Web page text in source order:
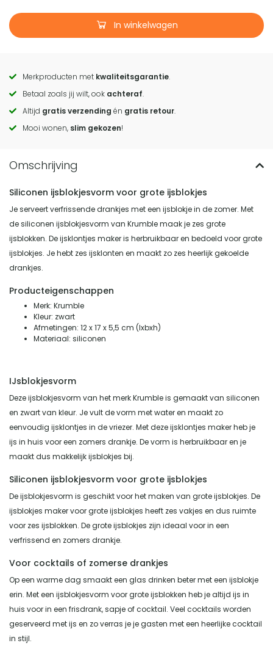
In winkelwagen
Call
to
actions
Merkproducten met kwaliteitsgarantie.
Betaal zoals jij wilt, ook achteraf.
Altijd gratis verzending én gratis retour.
Mooi wonen, slim gekozen!
Siliconen ijsblokjesvorm voor grote ijsblokjes
Je serveert verfrissende drankjes met een ijsblokje in de zomer. Met
de siliconen ijsblokjesvorm van Krumble maak je zes grote
ijsblokken. De ijsklontjes maker is herbruikbaar en bedoeld voor grote
ijsblokjes. Je hebt zes ijsklonten en maakt zo zes heerlijk gekoelde
drankjes.
Producteigenschappen
Merk: Krumble
Kleur: zwart
Afmetingen: 12 x 17 x 5,5 cm (lxbxh)
Materiaal: siliconen
IJsblokjesvorm
Deze ijsblokjesvorm van het merk Krumble is gemaakt van siliconen
en zwart van kleur. Je vult de vorm met water en maakt zo
eenvoudig ijsklontjes in de vriezer. Met deze ijsklontjes maker heb je
ijs in huis voor een zomers drankje. De vorm is herbruikbaar en je
maakt dus makkelijk ijsblokjes bij.
Siliconen ijsblokjesvorm voor grote ijsblokjes
De ijsblokjesvorm is geschikt voor het maken van grote ijsblokjes. De
ijsblokjes maker voor grote ijsblokjes heeft zes vakjes en dus ruimte
voor zes ijsblokken. De grote ijsblokjes zijn ideaal voor in een
verfrissend en zomers drankje.
Voor cocktails of zomerse drankjes
Op een warme dag smaakt een glas drinken beter met een ijsblokje
erin. Met een ijsblokjesvorm voor grote ijsblokken heb je altijd ijs in
huis voor in een frisdrank, sapje of cocktail. Veel cocktails worden
geserveerd met ijs en zo verras je je gasten met een heerlijke cocktail
in stijl.